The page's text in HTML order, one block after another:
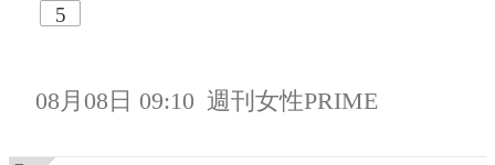
5
08月08日 09:10 週刊女性PRIME